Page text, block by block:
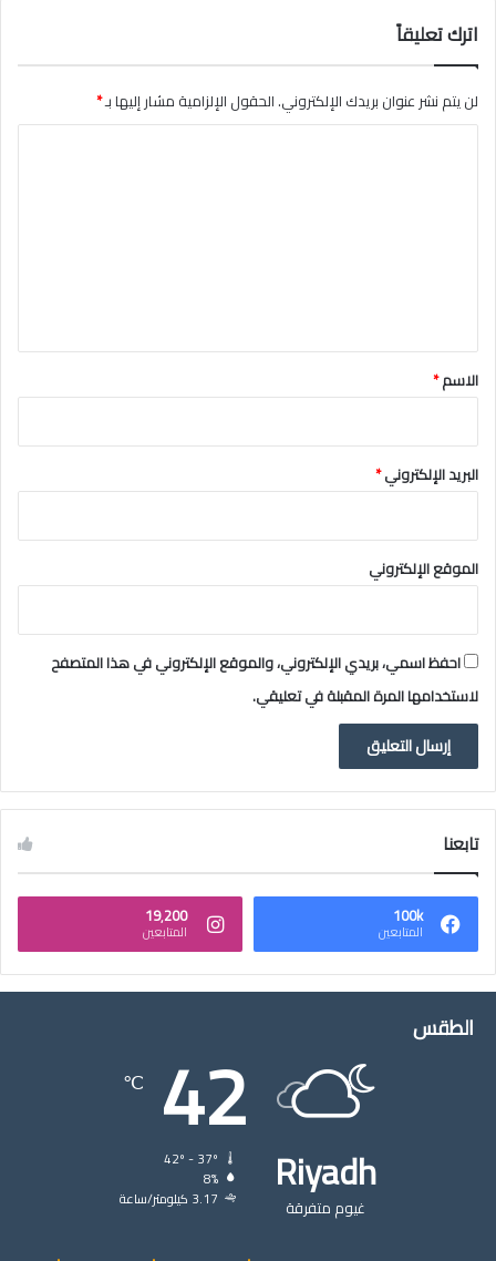
اترك تعليقاً
لن يتم نشر عنوان بريدك الإلكتروني.الحقول الإلزامية مشار إليها بـ*
*
الاسم*
البريد الإلكتروني*
الموقع الإلكتروني
احفظ اسمي، بريدي الإلكتروني، والموقع الإلكتروني في هذا المتصفح
لاستخدامها المرة المقبلة في تعليقي.
تابعنا
100k
المتابعين
19٬200
المتابعين
الطقس
Riyadh
غيوم متفرقة
42
℃
8%
3.17 كيلومتر/ساعة